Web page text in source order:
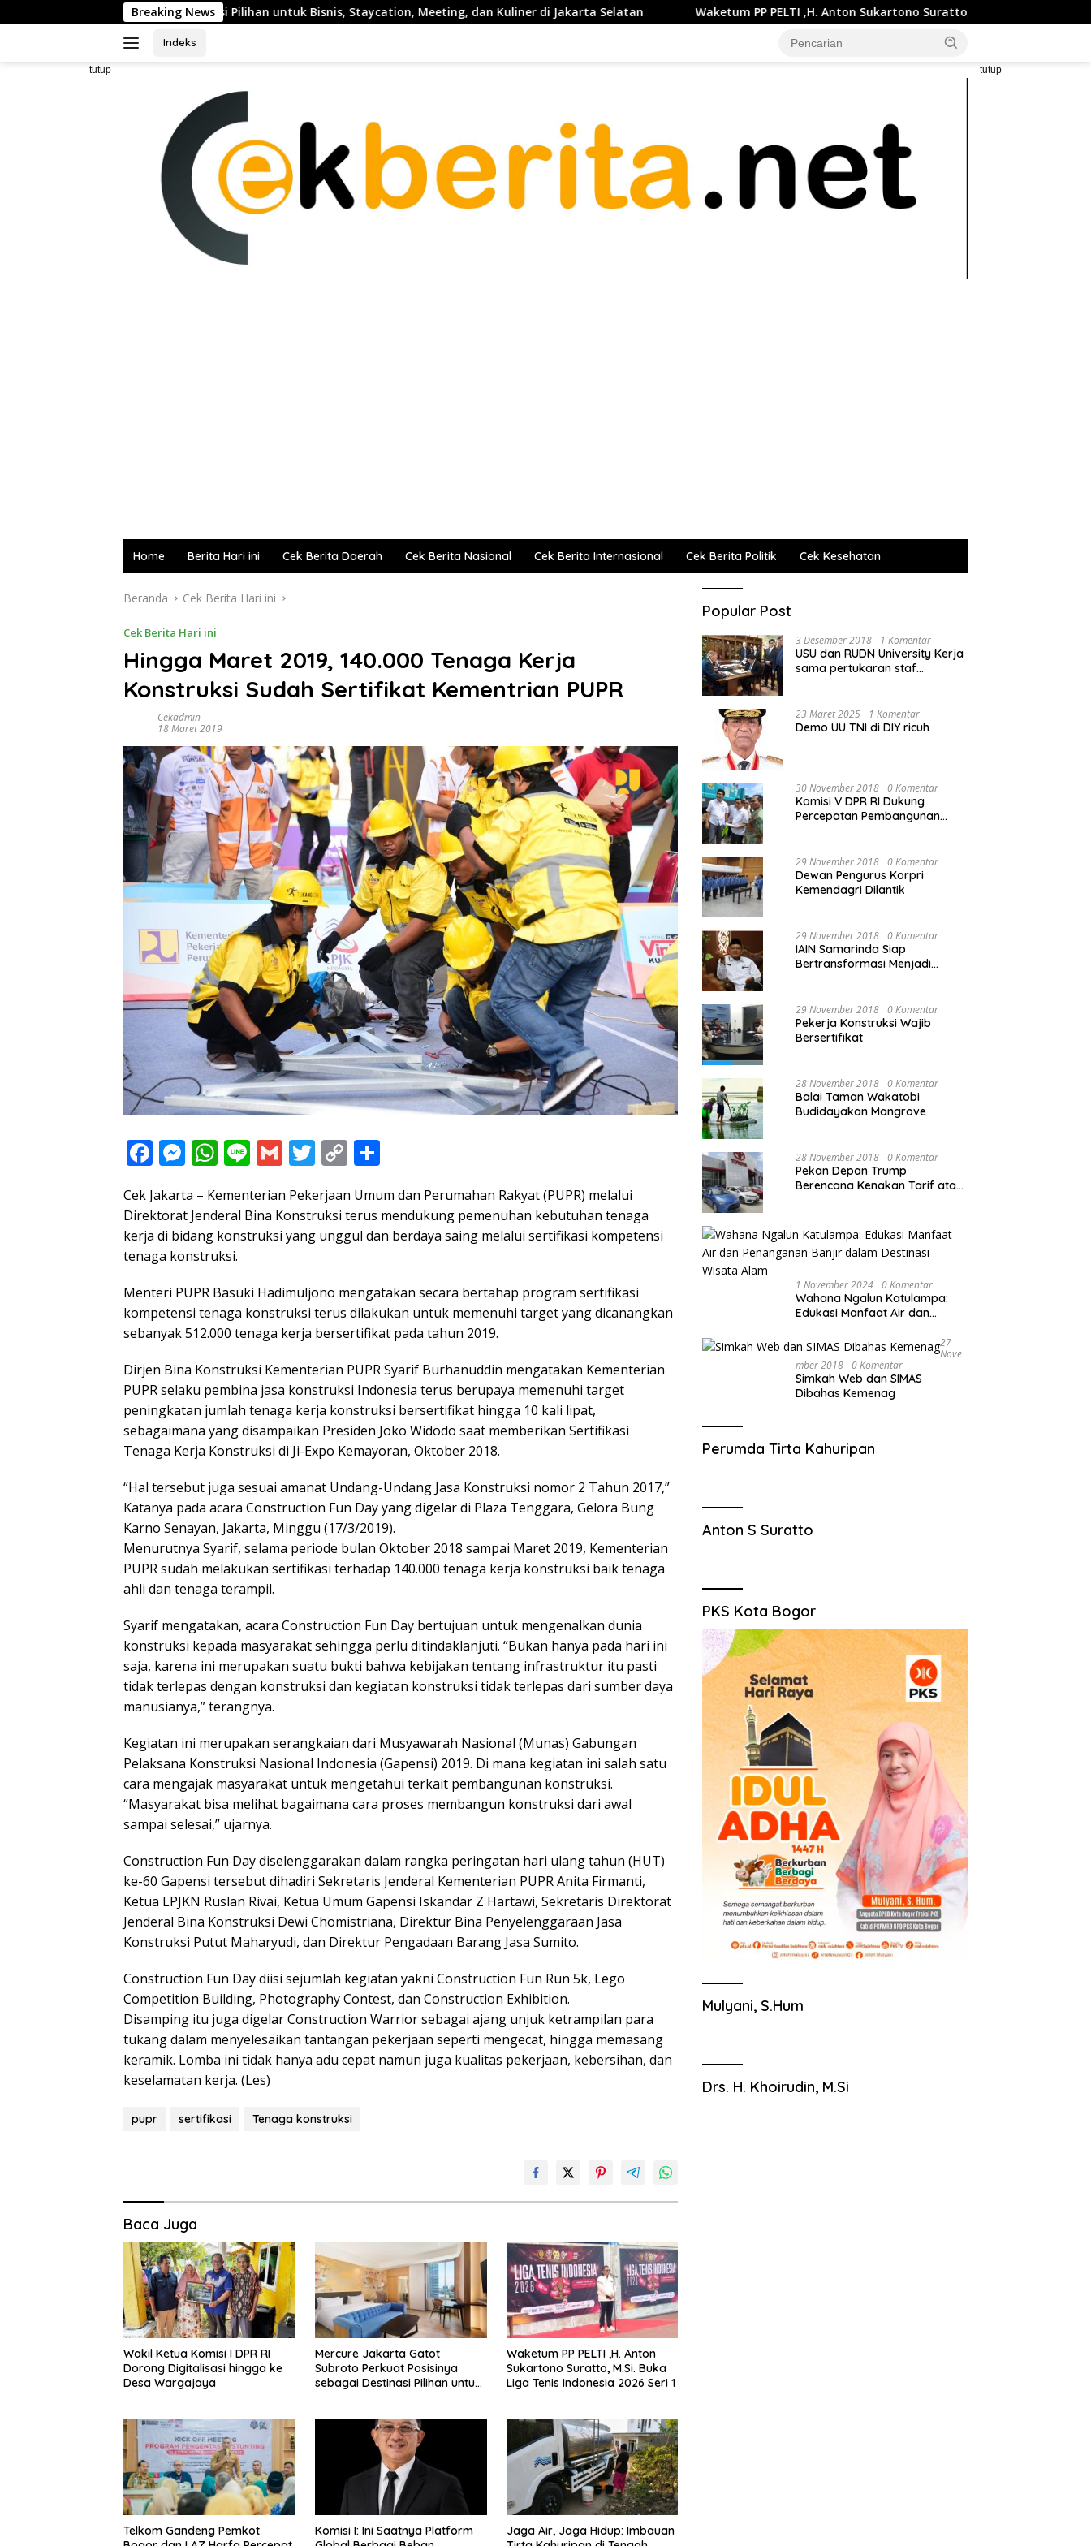
ke
Breaking News
sebagai Destinasi Pilihan untuk Bisnis, Staycation, Meeting, dan Kuliner di Jakarta Selatan Waketum PP PELTI ,H. Anton Sukartono Suratto, M.Si. Buka Liga Tenis Indonesia 2026
Indeks
tutup tutup
Home Berita Hari ini Cek Berita Daerah Cek Berita Nasional Cek Berita Internasional Cek Berita Politik Cek Kesehatan
Beranda Cek Berita Hari ini
Cek Berita Hari ini
Hingga Maret 2019, 140.000 Tenaga Kerja
Konstruksi Sudah Sertifikat Kementrian PUPR
Cekadmin
18 Maret 2019
F
e
b
o
o
k
M
ss
e
n
g
er
W
at
s
A
p
p
Li
e
G
ai
l
T
itt
er
C
p
y
n
k
ar
e
Cek Jakarta – Kementerian Pekerjaan Umum dan Perumahan Rakyat (PUPR) melalui
Direktorat Jenderal Bina Konstruksi terus mendukung pemenuhan kebutuhan tenaga
kerja di bidang konstruksi yang unggul dan berdaya saing melalui sertifikasi kompetensi
tenaga konstruksi.
Menteri PUPR Basuki Hadimuljono mengatakan secara bertahap program sertifikasi
kompetensi tenaga konstruksi terus dilakukan untuk memenuhi target yang dicanangkan
sebanyak 512.000 tenaga kerja bersertifikat pada tahun 2019.
Dirjen Bina Konstruksi Kementerian PUPR Syarif Burhanuddin mengatakan Kementerian
PUPR selaku pembina jasa konstruksi Indonesia terus berupaya memenuhi target
peningkatan jumlah tenaga kerja konstruksi bersertifikat hingga 10 kali lipat,
sebagaimana yang disampaikan Presiden Joko Widodo saat memberikan Sertifikasi
Tenaga Kerja Konstruksi di Ji-Expo Kemayoran, Oktober 2018.
“Hal tersebut juga sesuai amanat Undang-Undang Jasa Konstruksi nomor 2 Tahun 2017,”
Katanya pada acara Construction Fun Day yang digelar di Plaza Tenggara, Gelora Bung
Karno Senayan, Jakarta, Minggu (17/3/2019).
Menurutnya Syarif, selama periode bulan Oktober 2018 sampai Maret 2019, Kementerian
PUPR sudah melakukan sertifikasi terhadap 140.000 tenaga kerja konstruksi baik tenaga
ahli dan tenaga terampil.
Syarif mengatakan, acara Construction Fun Day bertujuan untuk mengenalkan dunia
konstruksi kepada masyarakat sehingga perlu ditindaklanjuti. “Bukan hanya pada hari ini
saja, karena ini merupakan suatu bukti bahwa kebijakan tentang infrastruktur itu pasti
tidak terlepas dengan konstruksi dan kegiatan konstruksi tidak terlepas dari sumber daya
manusianya,” terangnya.
Kegiatan ini merupakan serangkaian dari Musyawarah Nasional (Munas) Gabungan
Pelaksana Konstruksi Nasional Indonesia (Gapensi) 2019. Di mana kegiatan ini salah satu
cara mengajak masyarakat untuk mengetahui terkait pembangunan konstruksi.
“Masyarakat bisa melihat bagaimana cara proses membangun konstruksi dari awal
sampai selesai,” ujarnya.
Construction Fun Day diselenggarakan dalam rangka peringatan hari ulang tahun (HUT)
ke-60 Gapensi tersebut dihadiri Sekretaris Jenderal Kementerian PUPR Anita Firmanti,
Ketua LPJKN Ruslan Rivai, Ketua Umum Gapensi Iskandar Z Hartawi, Sekretaris Direktorat
Jenderal Bina Konstruksi Dewi Chomistriana, Direktur Bina Penyelenggaraan Jasa
Konstruksi Putut Maharyudi, dan Direktur Pengadaan Barang Jasa Sumito.
Construction Fun Day diisi sejumlah kegiatan yakni Construction Fun Run 5k, Lego
Competition Building, Photography Contest, dan Construction Exhibition.
Disamping itu juga digelar Construction Warrior sebagai ajang unjuk ketrampilan para
tukang dalam menyelesaikan tantangan pekerjaan seperti mengecat, hingga memasang
keramik. Lomba ini tidak hanya adu cepat namun juga kualitas pekerjaan, kebersihan, dan
keselamatan kerja. (Les)
pupr sertifikasi Tenaga konstruksi
Baca Juga
Wakil Ketua Komisi I DPR RI
Dorong Digitalisasi hingga ke
Desa Wargajaya
Mercure Jakarta Gatot
Subroto Perkuat Posisinya
sebagai Destinasi Pilihan untuk
Waketum PP PELTI ,H. Anton
Sukartono Suratto, M.Si. Buka
Liga Tenis Indonesia 2026 Seri 1
Telkom Gandeng Pemkot
Komisi I: Ini Saatnya Platform
Jaga Air, Jaga Hidup: Imbauan
Popular Post
3 Desember 2018 1 Komentar
USU dan RUDN University Kerja
sama pertukaran staf
23 Maret 2025 1 Komentar
Demo UU TNI di DIY ricuh
30 November 2018 0 Komentar
Komisi V DPR RI Dukung
Percepatan Pembangunan
29 November 2018 0 Komentar
Dewan Pengurus Korpri
Kemendagri Dilantik
29 November 2018 0 Komentar
IAIN Samarinda Siap
Bertransformasi Menjadi
29 November 2018 0 Komentar
Pekerja Konstruksi Wajib
Bersertifikat
28 November 2018 0 Komentar
Balai Taman Wakatobi
Budidayakan Mangrove
28 November 2018 0 Komentar
Pekan Depan Trump
Berencana Kenakan Tarif atas
1 November 2024 0 Komentar
Wahana Ngalun Katulampa:
Edukasi Manfaat Air dan
Destinasi Wisata Alam
27
Nove
Mber 2018
0 Komentar
Simkah Web dan SIMAS
Dibahas Kemenag
Perumda Tirta Kahuripan
Anton S Suratto
PKS Kota Bogor
Mulyani, S.Hum
Drs. H. Khoirudin, M.Si